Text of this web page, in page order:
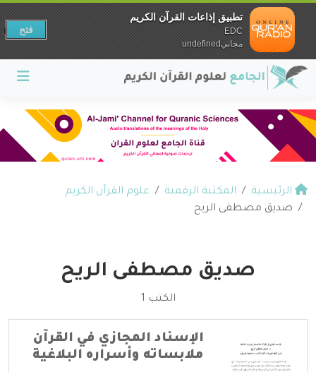
الرئيسية المكتبة الرقمية
علوم القرآن الكريم
صديق مصطفى الريح
صديق مصطفى الريح
الكتب 1
الإسناد المجازي في القرآن
ملابساته وأسراره البلاغية
تطبيق إذاعات القرآن الكريم
EDC
مجانيundefined
فتح